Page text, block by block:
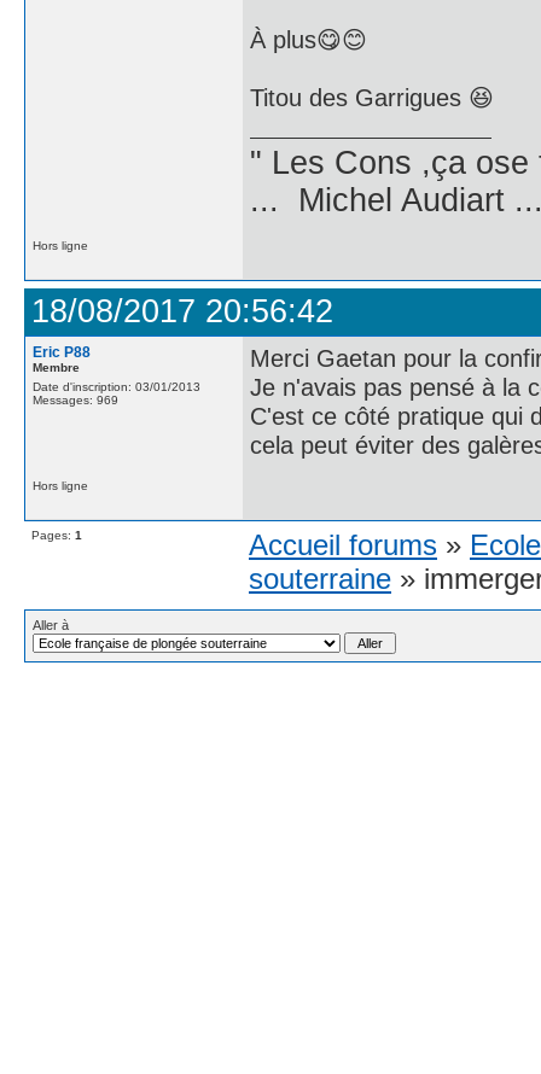
À plus😋😊
Titou des Garrigues 😆
" Les Cons ,ça
... Michel Audiart
Hors ligne
18/08/2017 20:56:42
Eric P88
Membre
Date d'inscription: 03/01/2013
Messages: 969
Merci Gaetan pour la
Je n'avais pas pensé à la
C'est ce côté pratique qui
cela peut éviter des
Hors ligne
Pages: 1 Accueil forums »
souterraine »
Aller à